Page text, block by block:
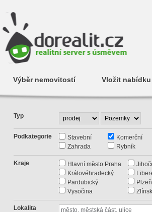
Výběr nemovitostí Vložit nabídku
Typ
Podkategorie Stavební Komerční
Zahrada
Rybník
Kraje Hlavní město Praha
Královéhradecký
Pardubický
Vysočina
Lokalita